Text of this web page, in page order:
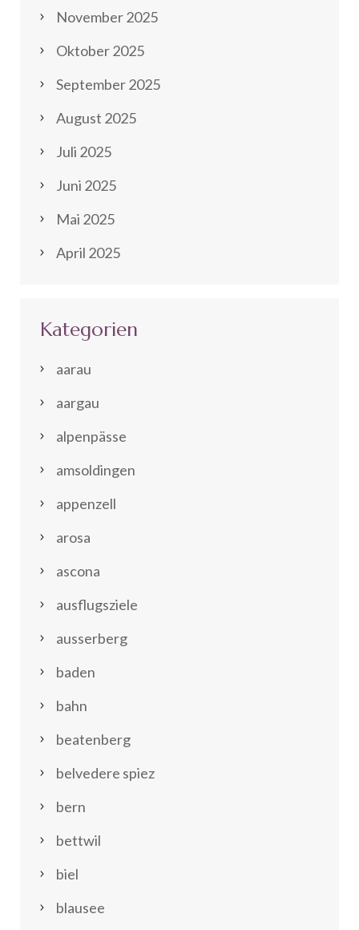
November 2025
Oktober 2025
September 2025
August 2025
Juli 2025
Juni 2025
Mai 2025
April 2025
Kategorien
aarau
aargau
alpenpässe
amsoldingen
appenzell
arosa
ascona
ausflugsziele
ausserberg
baden
bahn
beatenberg
belvedere spiez
bern
bettwil
biel
blausee